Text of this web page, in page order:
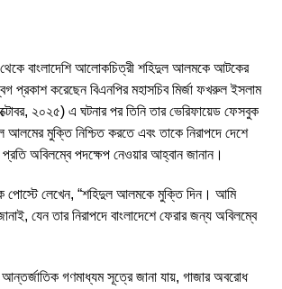
থেকে বাংলাদেশি আলোকচিত্রী শহিদুল আলমকে আটকের
প্রকাশ করেছেন বিএনপির মহাসচিব মির্জা ফখরুল ইসলাম
২০২৫) এ ঘটনার পর তিনি তার ভেরিফায়েড ফেসবুক
মুক্তি নিশ্চিত করতে এবং তাকে নিরাপদে দেশে
অবিলম্বে পদক্ষেপ নেওয়ার আহ্বান জানান।
পোস্টে লেখেন, “শহিদুল আলমকে মুক্তি দিন। আমি
যেন তার নিরাপদে বাংলাদেশে ফেরার জন্য অবিলম্বে
গণমাধ্যম সূত্রে জানা যায়, গাজার অবরোধ